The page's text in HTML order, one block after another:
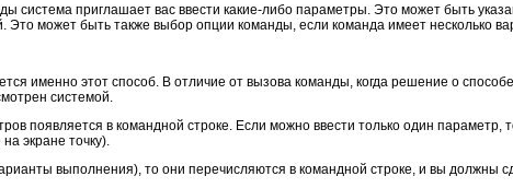
система приглашает вас ввести какие-либо параметры. Это может быть
Это может быть также выбор опции команды, если команда имеет несколько
именно этот способ. В отличие от вызова команды, когда решение о
системой.
появляется в командной строке. Если можно ввести только один
экране точку).
выполнения), то они перечисляются в командной строке, и вы